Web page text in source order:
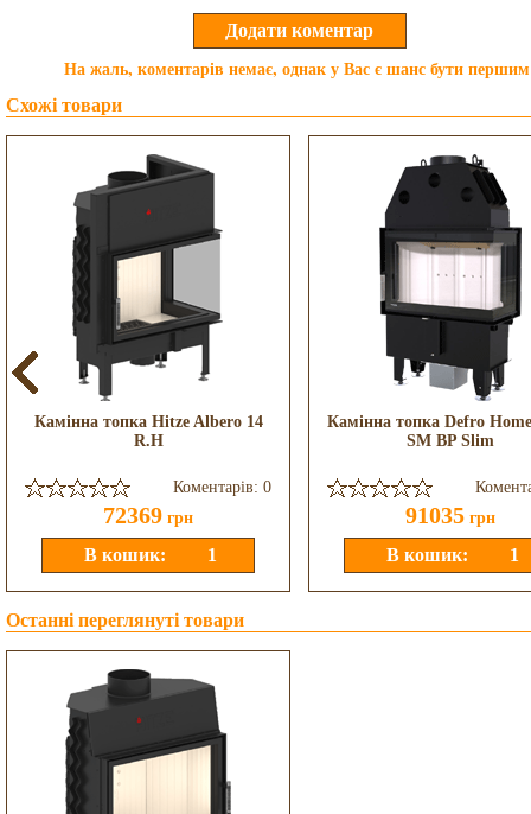
На жаль, коментарів немає, однак у Вас є шанс бути
Схожі товари
Камінна топка Hitze Albero 14
R.H
Коментарів: 0
72369 грн
Камінна топка Defro
SM BP Slim
91035 грн
Останні переглянуті товари